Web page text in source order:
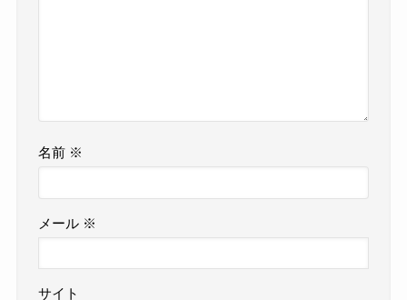
名前 ※
メール ※
サイト